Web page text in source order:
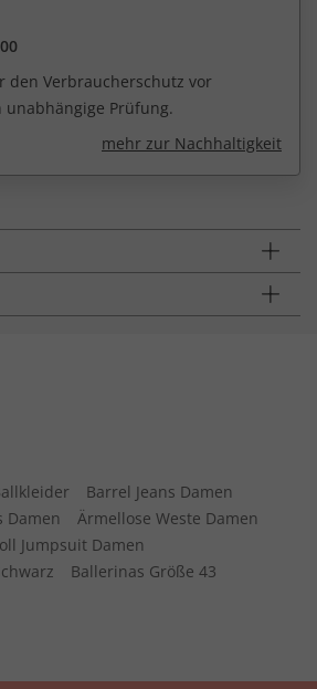
den Verbraucherschutz vor
unabhängige Prüfung.
mehr zur Nachhaltigkeit
Barrel Jeans Damen
Damen
Ärmellose Weste Damen
Jumpsuit Damen
Ballerinas Größe 43